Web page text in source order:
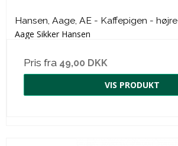
Hansen, Aage, AE - Kaffepigen - højre
Aage Sikker Hansen
Pris fra 49,00 DKK
VIS PRODUKT